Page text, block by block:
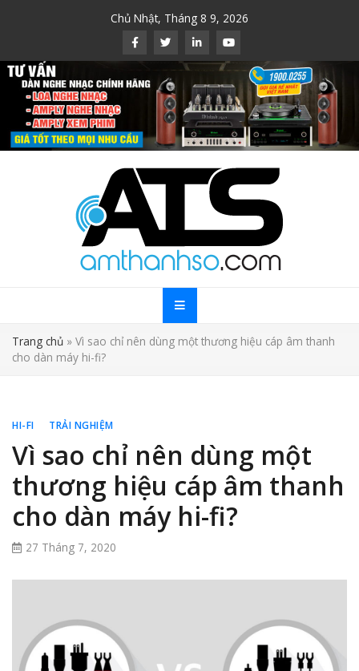
Chủ Nhật, Tháng 8 9, 2026
Trang chủ » Vì sao chỉ nên dùng một thương hiệu cáp âm thanh
cho dàn máy hi-fi?
HI-FI TRẢI NGHIỆM
Vì sao chỉ nên dùng một
thương hiệu cáp âm thanh
cho dàn máy hi-fi?
27 Tháng 7, 2020